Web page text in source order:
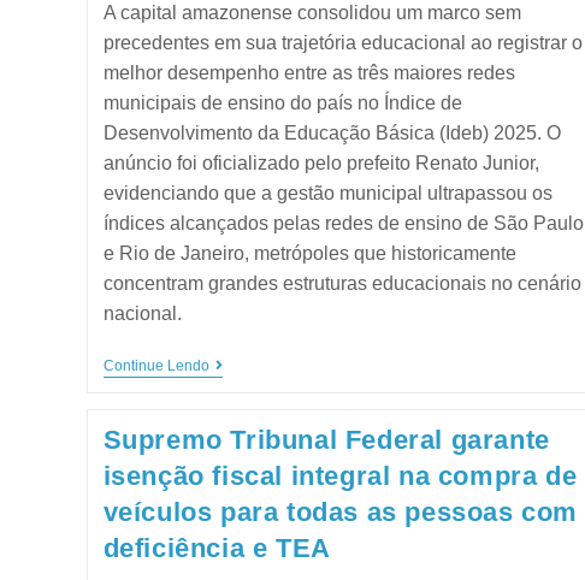
A capital amazonense consolidou um marco sem
precedentes em sua trajetória educacional ao registrar o
melhor desempenho entre as três maiores redes
municipais de ensino do país no Índice de
Desenvolvimento da Educação Básica (Ideb) 2025. O
anúncio foi oficializado pelo prefeito Renato Junior,
evidenciando que a gestão municipal ultrapassou os
índices alcançados pelas redes de ensino de São Paulo
e Rio de Janeiro, metrópoles que historicamente
concentram grandes estruturas educacionais no cenário
nacional.
Continue Lendo
Supremo Tribunal Federal garante
isenção fiscal integral na compra de
veículos para todas as pessoas com
deficiência e TEA